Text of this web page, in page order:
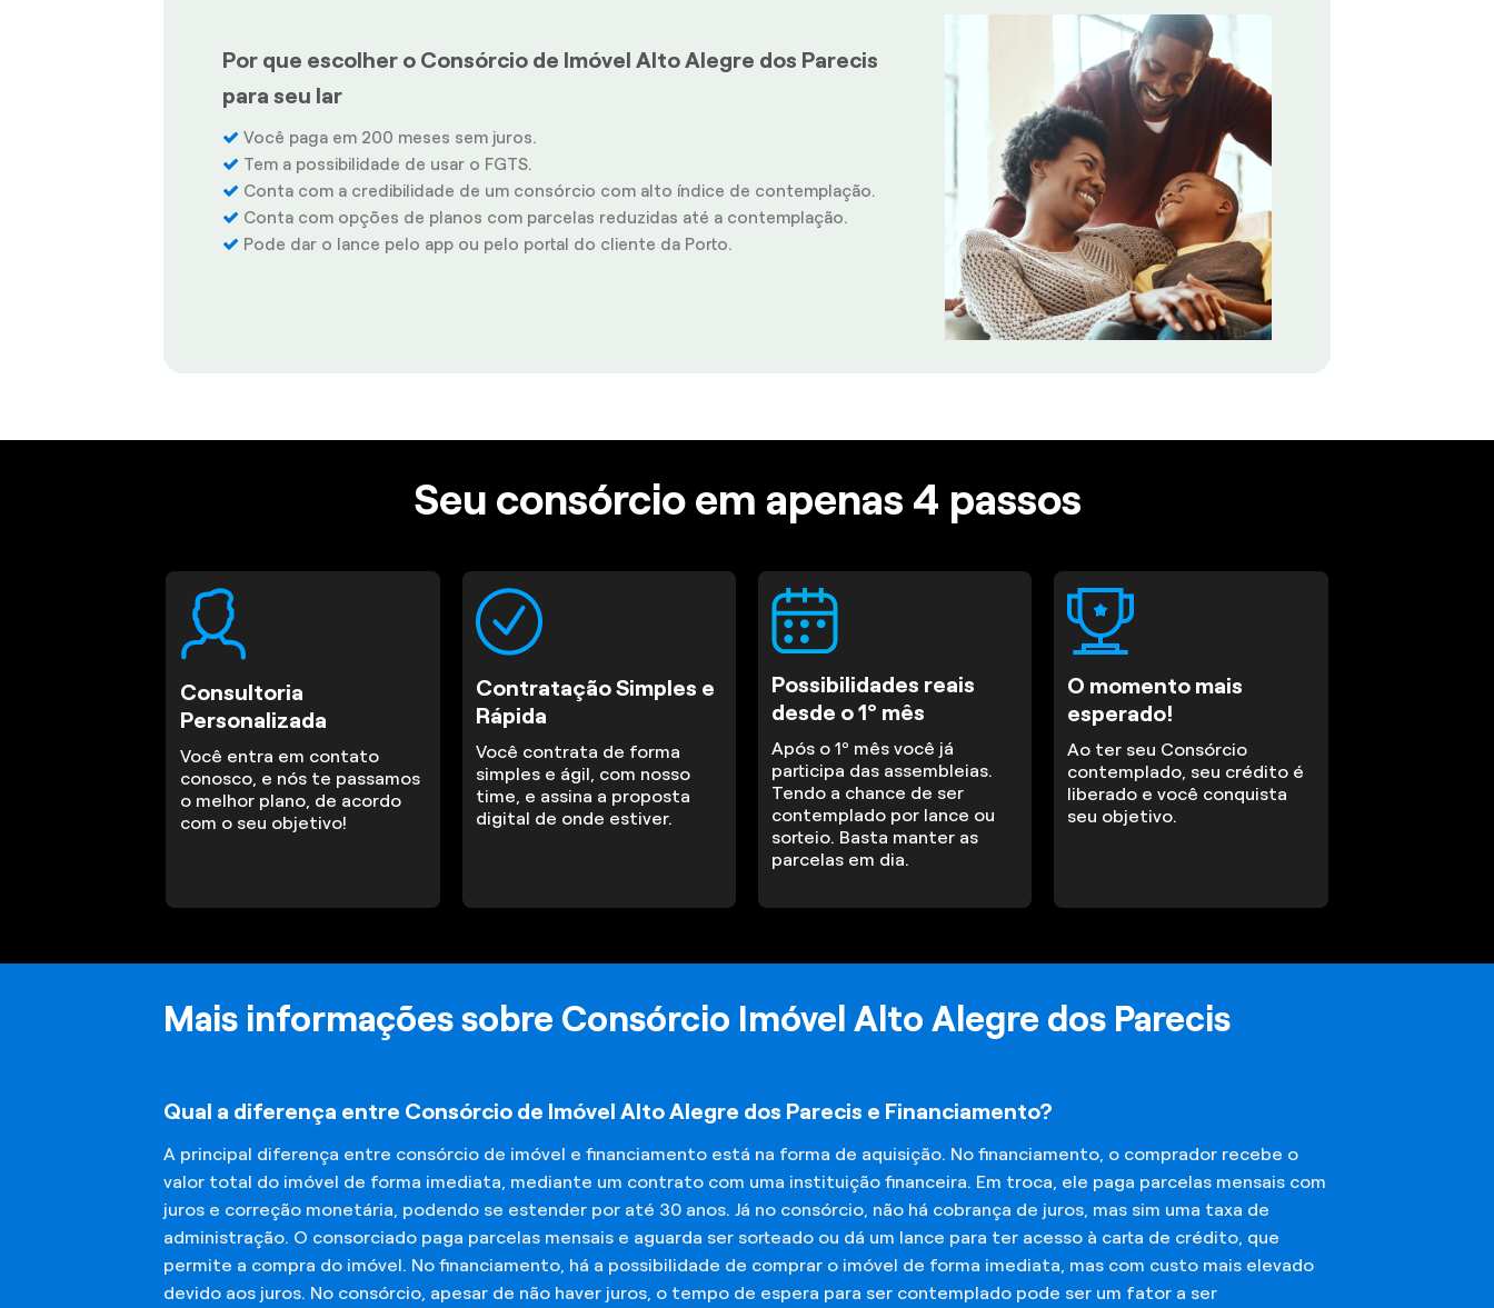
Por que escolher o Consórcio de Imóvel Alto Alegre dos Parecis
para seu lar
Você paga em 200 meses sem juros.
Tem a possibilidade de usar o FGTS.
Conta com a credibilidade de um consórcio com alto índice de contemplação.
Conta com opções de planos com parcelas reduzidas até a contemplação.
Pode dar o lance pelo app ou pelo portal do cliente da Porto.
Seu consórcio em apenas 4 passos
Consultoria
Personalizada
Você entra em contato
conosco, e nós te passamos
o melhor plano, de acordo
com o seu objetivo!
Contratação Simples e
Rápida
Você contrata de forma
simples e ágil, com nosso
time, e assina a proposta
digital de onde estiver.
Possibilidades reais
desde o 1º mês
Após o 1º mês você já
participa das assembleias.
Tendo a chance de ser
contemplado por lance ou
sorteio. Basta manter as
parcelas em dia.
O momento mais
esperado!
Ao ter seu Consórcio
contemplado, seu crédito é
liberado e você conquista
seu objetivo.
Mais informações sobre Consórcio Imóvel Alto Alegre dos Parecis
Qual a diferença entre Consórcio de Imóvel Alto Alegre dos Parecis e Financiamento?
A principal diferença entre consórcio de imóvel e financiamento está na forma de aquisição. No financiamento, o comprador recebe o
valor total do imóvel de forma imediata, mediante um contrato com uma instituição financeira. Em troca, ele paga parcelas mensais com
juros e correção monetária, podendo se estender por até 30 anos. Já no consórcio, não há cobrança de juros, mas sim uma taxa de
administração. O consorciado paga parcelas mensais e aguarda ser sorteado ou dá um lance para ter acesso à carta de crédito, que
permite a compra do imóvel. No financiamento, há a possibilidade de comprar o imóvel de forma imediata, mas com custo mais elevado
devido aos juros. No consórcio, apesar de não haver juros, o tempo de espera para ser contemplado pode ser um fator a ser